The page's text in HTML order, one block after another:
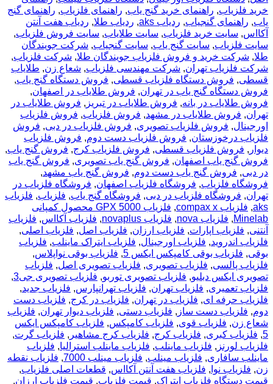
خرید فلزیاب, راهنمای خرید گنج یاب, راهنمای فلزیاب, راهنمای گنج
یاب, راهنمای گنجیاب, ردیاب aks , ردیاب طلا, ردیاب هفت آنتن
آکااس, سایت خرید فلزیاب, سایت طلایاب, سایت فروش فلزیاب,
سایت فلزیاب, سایت گنج یاب, سایت گنجیاب, شرکت جویندگان
طلا, شرکت خرید و فروش فلزیاب جویندگان طلا, شرکت فلزیاب,
شرکت فلزیاب تهران, شرکت مهندسی فلزیاب, شعاع زن, طلایاب
قسطی, فروش دستگاه فلزیاب قسطی, فروش دستگاه گنج یاب,
فروش دستگاه گنج یاب در تهران, فروش طلایاب در اصفهان,
فروش طلایاب در بانه, فروش طلایاب در تبریز , فروش طلایاب در
تهران, فروش طلایاب در مشهد, فروش فلزیاب, فروش فلزیاب
اورجینال, فروش فلزیاب تصویری, فروش فلزیاب در دبی, فروش
فلزیاب درخوزستان, فروش فلزیاب دست دوم, فروش فلزیاب
دیوار , فروش فلزیاب قسطی, فروش فلزیاب کرج, فروش گنج یاب,
فروش گنج یاب اصفهان, فروش گنج یاب تصویری, فروش گنج یاب
در دبی, فروش گنج یاب دست دوم, فروش گنج یاب مشهد,
فروشگاه فلزیاب, فروشگاه فلزیاب اصفهان, فروشگاه فلزیاب در
تهران, فروشگاه فلزیاب در دبی, فروشگاه گنج یاب, فلزیاب, فلزیاب
aks
, فلزیاب compax x ,
فلزیاب GPX 5000 محصول کمپانی
Minelab
, فلزیاب nova , فلزیاب novaplus , فلزیاب آکااس, فلزیاب
آنتنی, فلزیاب اپارات, فلزیاب ارزان, فلزیاب اصل, فلزیاب اصلی,
فلزیاب اندروید, فلزیاب اورجینال, فلزیاب ایتراک ماینلب, فلزیاب
بوقی, فلزیاب بوقی کامپکس ایکس 5 , فلزیاب بوقی نواپلاس,
فلزیاب پالسی, فلزیاب تصویری, فلزیاب تصویری اصل, فلزیاب
تصویری ایکس دبلیو, فلزیاب تصویری توربو, فلزیاب تصویری جی3
,
فلزیاب تعمیری, فلزیاب تهران, فلزیاب تهرانپارس, فلزیاب جدید,
فلزیاب حرفه ای, فلزیاب در تهران, فلزیاب در کرج, فلزیاب دست
دوم, فلزیاب دست ساز , فلزیاب دستی, فلزیاب دیوار تهران, فلزیاب
شعاع زن, فلزیاب قوی, فلزیاب کامپکس, فلزیاب کامپکس ایکس
5
, فلزیاب کبری, فلزیاب کرج, فلزیاب کرج مشاهیر , فلزیاب گرت,
فلزیاب لورنز , فلزیاب ماینلب, فلزیاب ماینلب استرالیا, فلزیاب
ماینلب سافاری, فلزیاب مینلب, فلزیاب مینلب 7000 , فلزیاب نقطه
زن, فلزیاب نوا , فلزیاب هفت آنتن آکااس, قطعات اصلی فلزیاب,
قیمت دستگاه فلزیاب ایتراک, قیمت فلزیاب, قیمت فلزیاب ارزان,